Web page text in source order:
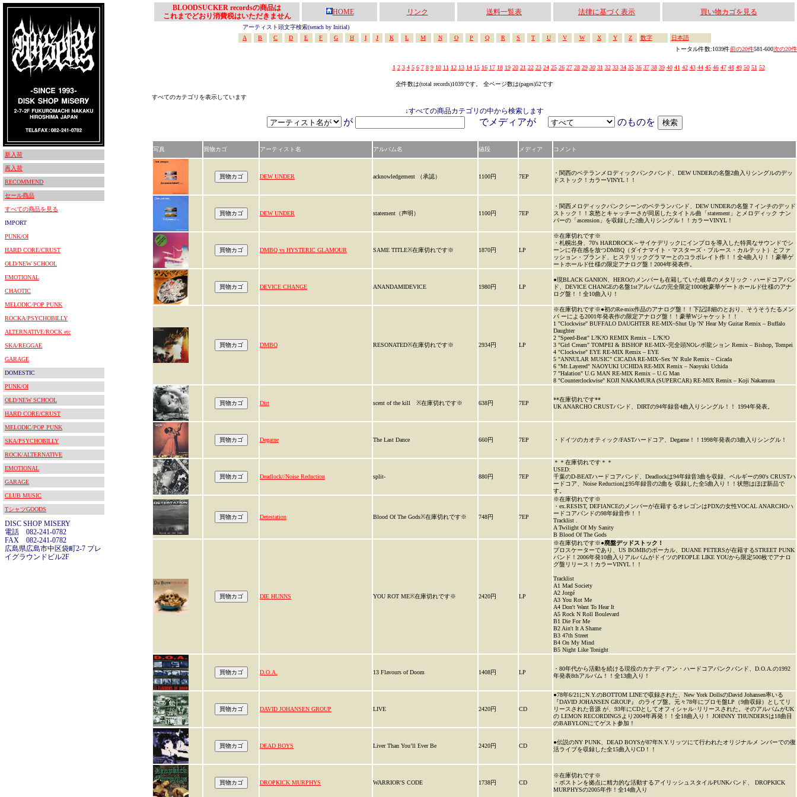
新入荷
再入荷
RECOMMEND
セール商品
すべての商品を見る
IMPORT
PUNK/OI
HARD CORE/CRUST
OLD/NEW SCHOOL
EMOTIONAL
CHAOTIC
MELODIC/POP PUNK
ROCKA/PSYCHOBILLY
ALTERNATIVE/ROCK etc
SKA/REGGAE
GARAGE
DOMESTIC
PUNK/OI
OLD/NEW SCHOOL
HARD CORE/CRUST
MELODIC/POP PUNK
SKA/PSYCHOBILLY
ROCK/ALTERNATIVE
EMOTIONAL
GARAGE
CLUB MUSIC
TシャツGOODS
DISC SHOP MISERY
電話 082-241-0782
FAX 082-241-0782
広島県広島市中区袋町2-7 プレ
イグラウンドビル2F
BLOODSUCKER recordsの商品は
これまでどおり消費税はいただきません
HOME リンク 送料一覧表 法律に基づく表示 買い物カゴを見る
アーティスト頭文字検索(serach by Initial)
A
B C D E F G H I J K L M N O P Q R S T U V W X Y Z 数字
日本語
トータル件数:1039件前の20件581-600次の20件
1 2 3 4 5 6 7 8 9 10 11 12 13 14 15 16 17 18 19 20 21 22 23 24 25 26 27 28 29 30 31 32 33 34 35 36 37 38 39 40 41 42 43 44 45 46 47 48 49 50 51 52
全件数は(total records)1039です。 全ページ数は(pages)52です
すべてのカテゴリを表示しています
↓すべての商品カテゴリの中から検索します
が でメディアが のものを
写真 買物カゴ アーティスト名 アルバム名 値段 メディア コメント
DEW UNDER acknowledgement （承認） 1100円 7EP
・関西のベテランメロディックパンクバンド、DEW UNDERの名盤2曲入りシングルのデッ
ドストック！カラーVINYL！！
DEW UNDER statement（声明） 1100円 7EP
・関西メロディックパンクシーンのベテランバンド、DEW UNDERの名盤７インチのデッド
ストック！！哀愁とキャッチーさが同居したタイトル曲「statement」とメロディック ナン
バーの「ascension」を収録した2曲入りシングル！！カラーVINYL！
DMBQ vs HYSTERIC GLAMOUR SAME TITLE※在庫切れです※ 1870円 LP
※在庫切れです※
・札幌出身、70's HARDROCK～サイケデリックにインプロを導入した特異なサウンドでシ
ーンに存在感を放つDMBQ（ダイナマイト・マスターズ・ブルース・カルテット）とファ
ッション・ブランド、ヒステリックグラマーとのコラボレイト作！！全4曲入り！！豪華ゲ
ートホールド仕様の限定アナログ盤！2004年発表作。
DEVICE CHANGE ANANDAMIDEVICE 1980円 LP
●現BLACK GANION、HEROのメンバーも在籍していた岐阜のメタリック・ハードコアバン
ド、DEVICE CHANGEの名盤1stアルバムの完全限定1000枚豪華ゲートホールド仕様のアナ
ログ盤！！全10曲入り！
DMBQ RESONATED※在庫切れです※ 2934円 LP
※在庫切れです※●初のRe-mix作品のアナログ盤！！下記詳細のとおり、そうそうたるメン
バ ーによる2001年発表作の限定アナログ盤！！豪華Wジャケット！！
1 "Clockwise" BUFFALO DAUGHTER RE-MIX~Shut Up 'N' Hear My Guitar Remix – Buffalo
Daughter
2 "Speed-Beat" L?K?O REMIX Remix – L?K?O
3 "Girl Cream" TOMPEI & BISHOP RE-MIX~完全頭NOレボ龍ション Remix – Bishop, Tompei
4 "Clockwise" EYE RE-MIX Remix – EYE
5 "ANNULAR MUSIC" CICADA RE-MIX~Sex 'N' Rule Remix – Cicada
6 "Mt.Layered" NAOYUKI UCHIDA RE-MIX Remix – Naoyuki Uchida
7 "Halation" U.G MAN RE-MIX Remix – U.G Man
8 "Counterclockwise" KOJI NAKAMURA (SUPERCAR) RE-MIX Remix – Koji Nakamura
Dirt scent of the kill ※在庫切れです※ 638円 7EP
**在庫切れです**
UK ANARCHO CRUSTバンド、DIRTの94年録音4曲入りシングル！！ 1994年発表。
Degarne The Last Dance 660円 7EP ・ドイツのカオティック/FASTハードコア、Degarne‎！！1998年発表の3曲入りシングル！
Deadlock//Noise Reduction split- 880円 7EP
＊＊在庫切れです＊＊
USED:
千葉のD-BEATハードコアバンド、Deadlockは94年録音3曲を収録、ベルギーの90's CRUSTハ
ードコア、Noise Reductionは95年録音の2曲を 収録した全5曲入り！！状態はほぼ新品で
す。
Detestation Blood Of The Gods※在庫切れです※ 748円 7EP
※在庫切れです※
・ex.RESIST, DEFIANCEのメンバーが在籍するオレゴンはPDXの女性VOCAL ANARCHOハ
ードコアバンドの98年録音作！！
Tracklist .
A Twilight Of My Sanity
B Blood Of The Gods
DIE HUNNS YOU ROT ME※在庫切れです※ 2420円 LP
※在庫切れです※●廃盤デッドストック！
プロスケーターであり、US BOMBのボーカル、DUANE PETERSが在籍するSTREET PUNK
バンド！2006年発10曲入りアルバムがドイツのPEOPLE LIKE YOUから限定500枚でアナロ
グ盤リリース！カラーVINYL！！
Tracklist
A1 Mad Society
A2 Jorgé
A3 You Rot Me
A4 Don't Want To Hear It
A5 Rock N Roll Boulevard
B1 Die For Me
B2 Ain't It A Shame
B3 47th Street
B4 On My Mind
B5 Night Like Tonight
D.O.A. 13 Flavours of Doom 1408円 LP
・80年代から活動を続ける現役のカナディアン・ハードコアパンクバンド、D.O.A.の1992
年発表8thアルバム！！全13曲入り！
DAVID JOHANSEN GROUP LIVE 2420円 CD
●78年6/21にN.Y.のBOTTOM LINEで収録された、New York DollsのDavid Johansen率いる
『DAVID JOHANSEN GROUP』 のライブ盤。元々78年にプロモ盤LP（9曲収録）としてリ
リースされた音源 が、93年にCDとしてオフィシャル･リリースされた。そのアルバムがUK
の LEMON RECORDINGSより2004年再発！！全18曲入り！ JOHNNY THUNDERSは18曲目
のBABYLONにてゲスト参加！
DEAD BOYS Liver Than You’ll Ever Be 2420円 CD
●伝説のNY PUNK、DEAD BOYSが87年N.Y.リッツにて行われたオリジナルメ ンバーでの復
活ライブを収録した全15曲入りCD！！
DROPKICK MURPHYS WARRIOR'S CODE 1738円 CD
※在庫切れです※
・ボストンを拠点に精力的な活動するアイリッシュスタイルPUNKバンド、 DROPKICK
MURPHYSの2005年作！全14曲入り